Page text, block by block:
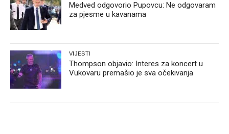
Medved odgovorio Pupovcu: Ne odgovaram
za pjesme u kavanama
VIJESTI
Thompson objavio: Interes za koncert u
Vukovaru premašio je sva očekivanja